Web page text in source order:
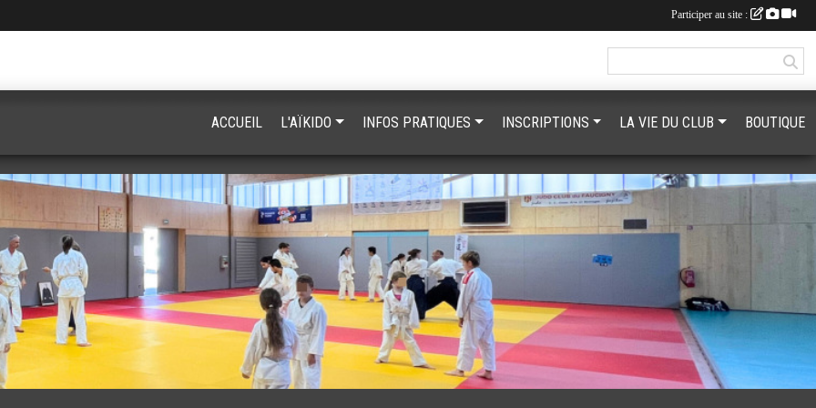
ACCUEIL L'AÏKIDO INFOS PRATIQUES INSCRIPTIONS LA VIE DU CLUB BOUTIQUE
Participer au site :